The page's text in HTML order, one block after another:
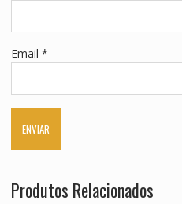
Email *
Produtos Relacionados